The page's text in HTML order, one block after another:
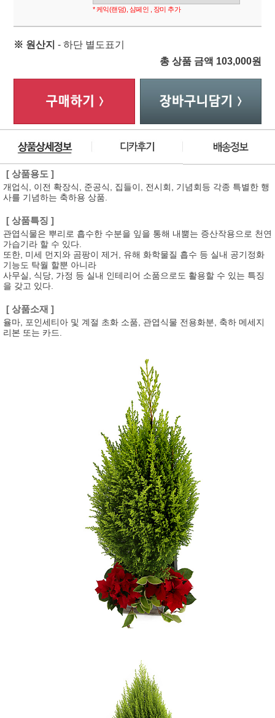
* 케익(랜덤), 샴페인 , 장미 추가
※ 원산지 - 하단 별도표기
총 상품 금액 103,000원
[ 상품용도 ]
개업식, 이전 확장식, 준공식, 집들이, 전시회, 기념회등 각종 특별한 행
사를 기념하는 축하용 상품.
[ 상품특징 ]
관엽식물은 뿌리로 흡수한 수분을 잎을 통해 내뿜는 증산작용으로 천연
가습기라 할 수 있다.
또한, 미세 먼지와 곰팡이 제거, 유해 화학물질 흡수 등 실내 공기정화
기능도 탁월 할뿐 아니라
사무실, 식당, 가정 등 실내 인테리어 소품으로도 활용할 수 있는 특징
을 갖고 있다.
[ 상품소재 ]
율마, 포인세티아 및 계절 초화 소품, 관엽식물 전용화분, 축하 메세지
리본 또는 카드.